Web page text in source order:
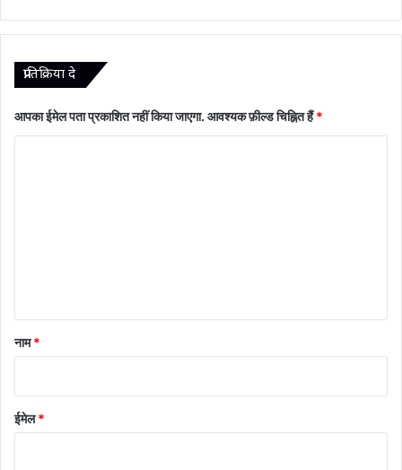
प्रातिक्रिया दे
आपका ईमेल पता प्रकाशित नहीं किया जाएगा. आवश्यक फ़ील्ड चिह्नित हैं*
नाम*
ईमेल*